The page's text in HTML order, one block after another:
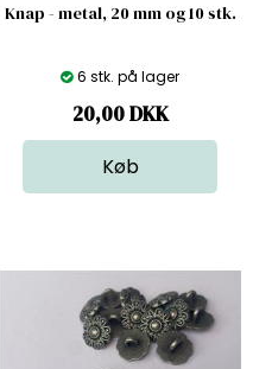
Knap - metal, 20 mm og 10 stk.
6 stk. på lager
20,00DKK